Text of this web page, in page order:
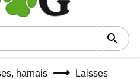

harnais
Laisses